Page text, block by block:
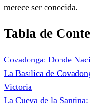
merece ser conocida.
Tabla de
Covadonga: Donde
La Basílica de
Victoria
La Cueva de la